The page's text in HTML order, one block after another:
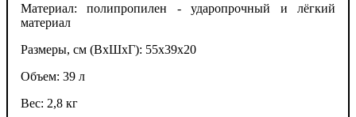
Материал: полипропилен - ударопрочный и лёгкий
материал
Размеры, см (ВхШхГ): 55х39х20
Объем: 39 л
Вес: 2,8 кг